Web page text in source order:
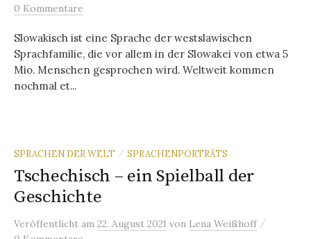
0 Kommentare
Slowakisch ist eine Sprache der westslawischen
Sprachfamilie, die vor allem in der Slowakei von etwa 5
Mio. Menschen gesprochen wird. Weltweit kommen
nochmal et...
SPRACHEN DER WELT / SPRACHENPORTRÄTS
Tschechisch – ein Spielball der
Geschichte
Veröffentlicht am 22. August 2021 von Lena Weißhoff /